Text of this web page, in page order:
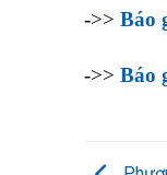
->> Báo
->> Báo